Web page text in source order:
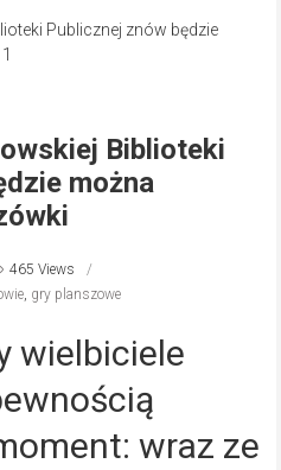
Biblioteki
można
465 Views
, gry planszowe
wielbiciele
wraz ze